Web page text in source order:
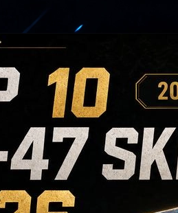
2026
47スキン トップ10：低予
級のおすすめまで
るAK-47スキン トップ10を、低予
ンドなコレクター向けまでご紹介
スタイル、価格帯、摩耗度、市場
、CS2プレイヤーが自分のインベ
ンを選ぶお手伝いをします。